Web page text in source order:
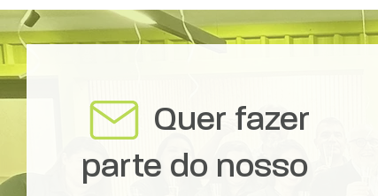
Quer fazer
parte do nosso